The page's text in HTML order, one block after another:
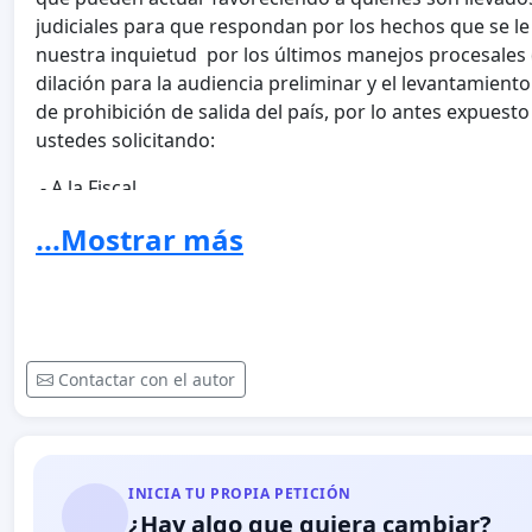
judiciales para que respondan por los hechos que se
nuestra inquietud por los últimos manejos procesales
dilación para la audiencia preliminar y el
de prohibición de salida del país, por lo antes
ustedes solicitando:
.- A la Fiscal
o un Fiscal de carácter nacional en materia de niños,
de evadir o dilatar el proceso penal con artilugios
.- A la
Comisión Nacional de Justicia de Género del Poder
de Merchán las instamos a que estén vigilantes de
...Mostrar más
Contactar con el autor
INICIA TU PROPIA PETICIÓN
¿Hay algo que quiera cambiar?